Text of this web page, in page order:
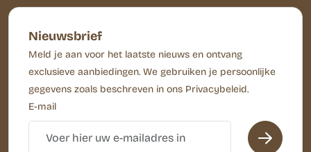
Nieuwsbrief
Meld je aan voor het laatste nieuws en ontvang
exclusieve aanbiedingen. We gebruiken je persoonlijke
gegevens zoals beschreven in ons Privacybeleid.
E-mail